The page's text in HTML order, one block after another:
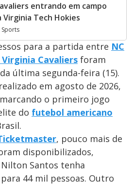
entrando em campo
Virginia Tech Hokies
Sports
para a partida entre NC
Cavaliers foram
última segunda-feira (15).
em agosto de 2026,
o primeiro jogo
do futebol americano
, pouco mais de
disponibilizados,
Santos tenha
44 mil pessoas. Outro